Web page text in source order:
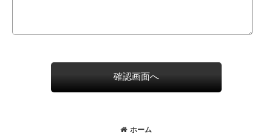
確認画面へ
ホーム